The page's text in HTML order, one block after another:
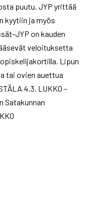
puutu. JYP yrittää
kyytiin ja myös
JYP on kauden
veloituksetta
Lipun
tai ovien auettua
4.3. LUKKO –
Satakunnan